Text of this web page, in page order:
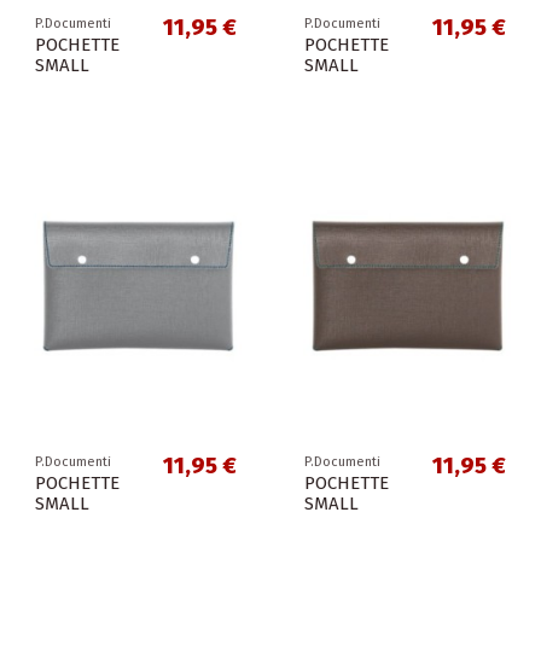
P.Documenti
POCHETTE
SMALL
11,95 € P.Documenti
POCHETTE
SMALL
11,95 €
P.Documenti
POCHETTE
SMALL
11,95 € P.Documenti
POCHETTE
SMALL
11,95 €